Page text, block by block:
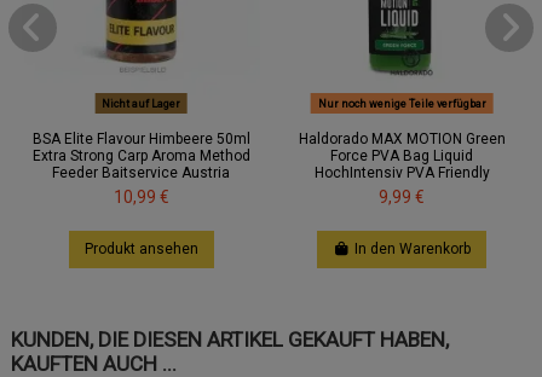
Nicht auf Lager
BSA Elite Flavour Himbeere 50ml
Extra Strong Carp Aroma Method
Feeder Baitservice Austria
10,99 €
Produkt ansehen
Nur noch wenige Teile verfügbar
Haldorado MAX MOTION Green
Force PVA Bag Liquid
HochIntensiv PVA Friendly
9,99 €
In den Warenkorb
KUNDEN, DIE DIESEN ARTIKEL GEKAUFT HABEN,
KAUFTEN AUCH ...